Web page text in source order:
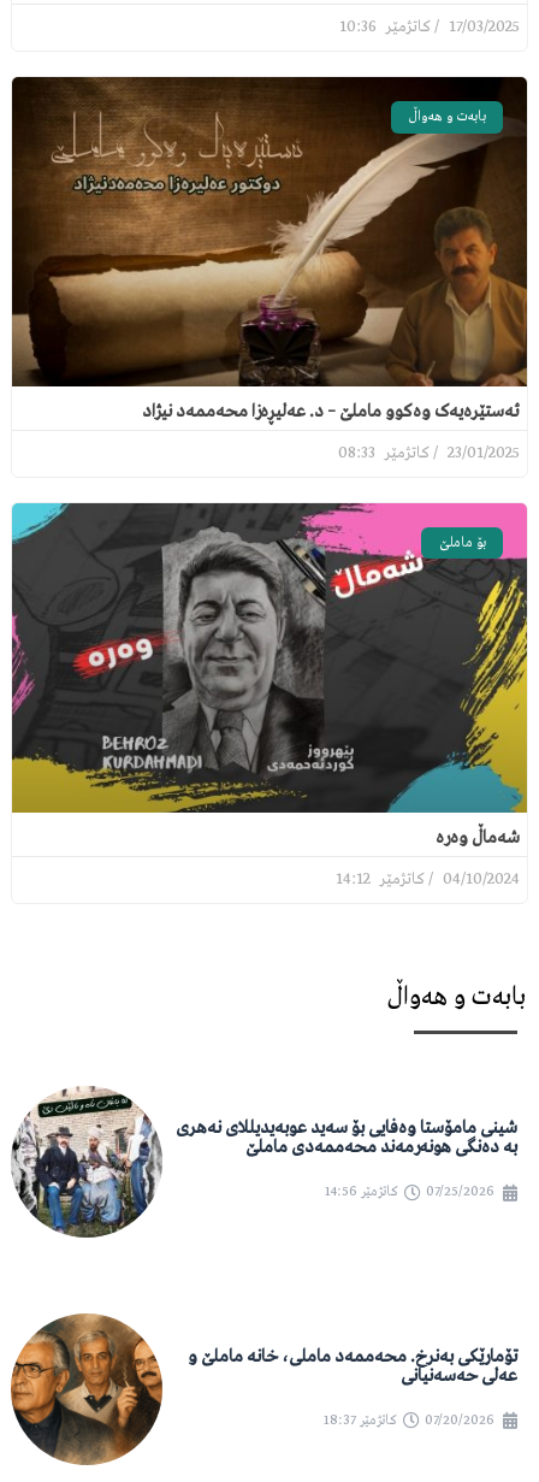
17/03/2025
بابەت و هەواڵ
ئەستێرەیەک وەکوو ماملێ – د. عەلیڕەزا محەممەد نیژاد
23/01/2025
بۆ ماملێ
شەماڵ وەرە
04/10/2024
بابەت و هەواڵ
شینی مامۆستا وەفایی بۆ سەید عوبەیدیللای نەهری
بە دەنگی هونەرمەند محەممەدی ماملێ
07/25/2026 کاتژمێر 14:56
تۆمارێکی بەنرخ. محەممەد ماملی، خانە ماملێ و
عەلی حەسەنیانی
07/20/2026 کاتژمێر 18:37